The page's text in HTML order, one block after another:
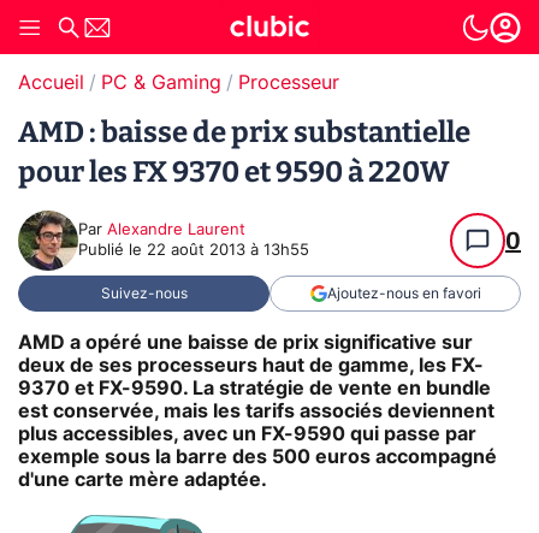
Accueil PC & Gaming Processeur
AMD : baisse de prix substantielle
pour les FX 9370 et 9590 à 220W
Par Alexandre Laurent
Publié le 22 août 2013 à 13h55 0
Suivez-nous Ajoutez-nous en favori
AMD a opéré une baisse de prix significative sur
deux de ses processeurs haut de gamme, les FX-
9370 et FX-9590. La stratégie de vente en bundle
est conservée, mais les tarifs associés deviennent
plus accessibles, avec un FX-9590 qui passe par
exemple sous la barre des 500 euros accompagné
d'une carte mère adaptée.